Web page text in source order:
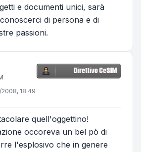
e documenti unici, sarà
di persona e di
passioni.
2008, 18:49
quell'oggettino!
occoreva un bel pò di
l'esplosivo che in genere